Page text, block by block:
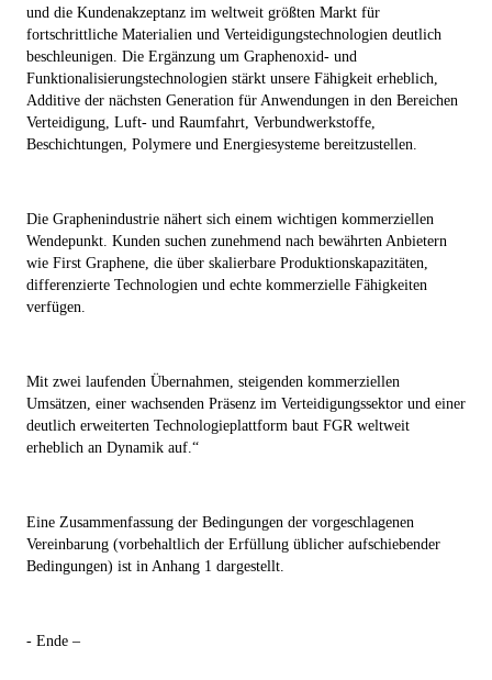
und die Kundenakzeptanz im weltweit größten Markt für
fortschrittliche Materialien und Verteidigungstechnologien deutlich
beschleunigen. Die Ergänzung um Graphenoxid- und
Funktionalisierungstechnologien stärkt unsere Fähigkeit erheblich,
Additive der nächsten Generation für Anwendungen in den Bereichen
Verteidigung, Luft- und Raumfahrt, Verbundwerkstoffe,
Beschichtungen, Polymere und Energiesysteme bereitzustellen.
Die Graphenindustrie nähert sich einem wichtigen kommerziellen
Wendepunkt. Kunden suchen zunehmend nach bewährten Anbietern
wie First Graphene, die über skalierbare Produktionskapazitäten,
differenzierte Technologien und echte kommerzielle Fähigkeiten
verfügen.
Mit zwei laufenden Übernahmen, steigenden kommerziellen
Umsätzen, einer wachsenden Präsenz im Verteidigungssektor und einer
deutlich erweiterten Technologieplattform baut FGR weltweit
erheblich an Dynamik auf.“
Eine Zusammenfassung der Bedingungen der vorgeschlagenen
Vereinbarung (vorbehaltlich der Erfüllung üblicher aufschiebender
Bedingungen) ist in Anhang 1 dargestellt.
- Ende –